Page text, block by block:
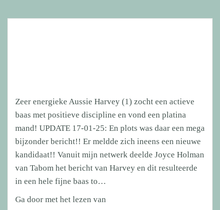
Zeer energieke Aussie Harvey (1) zocht een actieve
baas met positieve discipline en vond een platina
mand! UPDATE 17-01-25: En plots was daar een mega
bijzonder bericht!! Er meldde zich ineens een nieuwe
kandidaat!! Vanuit mijn netwerk deelde Joyce Holman
van Tabom het bericht van Harvey en dit resulteerde
in een hele fijne baas to…
Ga door met het lezen van